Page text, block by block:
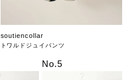
soutiencollar
トワルドジュイパンツ
No.5